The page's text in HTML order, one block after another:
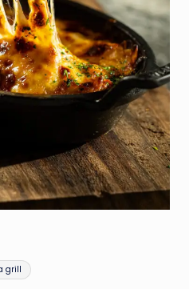
grill